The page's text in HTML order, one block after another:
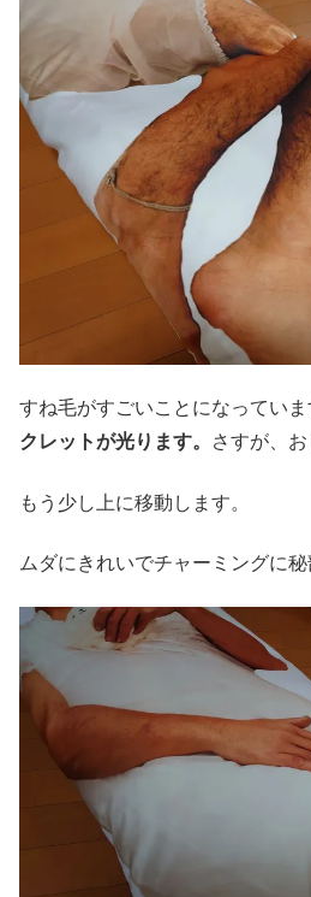
すね毛がすごいことになってい
クレットが光ります。
さすが、
もう少し上に移動します。
ムダにきれいでチャーミングに